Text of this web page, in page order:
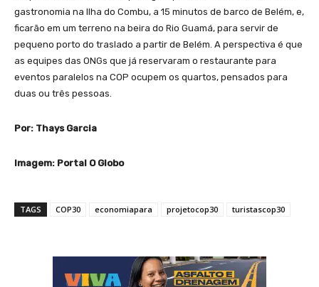
gastronomia na Ilha do Combu, a 15 minutos de barco de Belém, e,
ficarão em um terreno na beira do Rio Guamá, para servir de
pequeno porto do traslado a partir de Belém. A perspectiva é que
as equipes das ONGs que já reservaram o restaurante para
eventos paralelos na COP ocupem os quartos, pensados para
duas ou três pessoas.
Por: Thays Garcia
Imagem: Portal O Globo
TAGS COP30 economiapara projetocop30 turistascop30